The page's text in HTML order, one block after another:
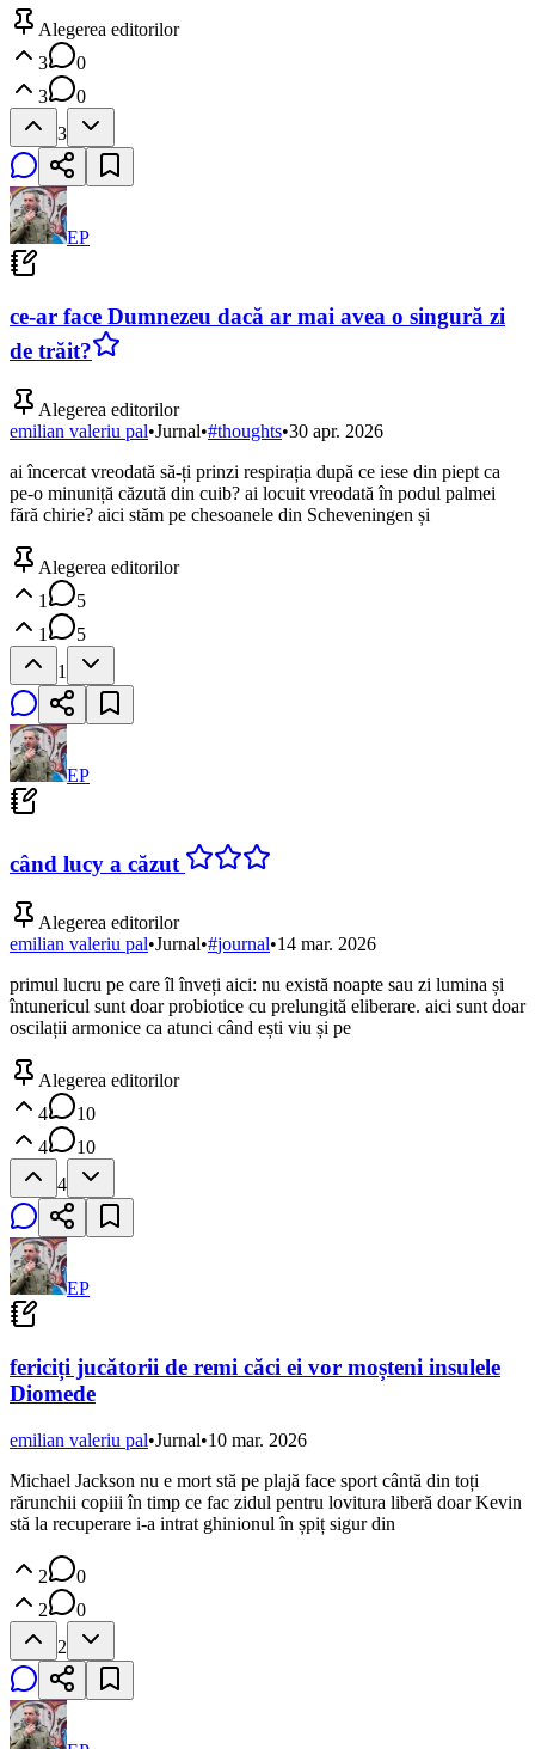
Alegerea editorilor
3
0
3
0
3
EP
ce-ar face Dumnezeu dacă ar mai avea o singură zi
de trăit?
Alegerea editorilor
emilian valeriu pal•Jurnal•#thoughts•30 apr. 2026
ai încercat vreodată să-ți prinzi respirația după ce iese din piept ca
pe-o minuniță căzută din cuib? ai locuit vreodată în podul palmei
fără chirie? aici stăm pe chesoanele din Scheveningen și
Alegerea editorilor
1
5
1
5
1
EP
când lucy a căzut
Alegerea editorilor
emilian valeriu pal•Jurnal•#journal•14 mar. 2026
primul lucru pe care îl înveți aici: nu există noapte sau zi lumina și
întunericul sunt doar probiotice cu prelungită eliberare. aici sunt doar
oscilații armonice ca atunci când ești viu și pe
Alegerea editorilor
4
10
4
10
4
EP
fericiți jucătorii de remi căci ei vor moșteni insulele
Diomede
emilian valeriu pal•Jurnal•10 mar. 2026
Michael Jackson nu e mort stă pe plajă face sport cântă din toți
rărunchii copiii în timp ce fac zidul pentru lovitura liberă doar Kevin
stă la recuperare i-a intrat ghinionul în șpiț sigur din
2
0
2
0
2